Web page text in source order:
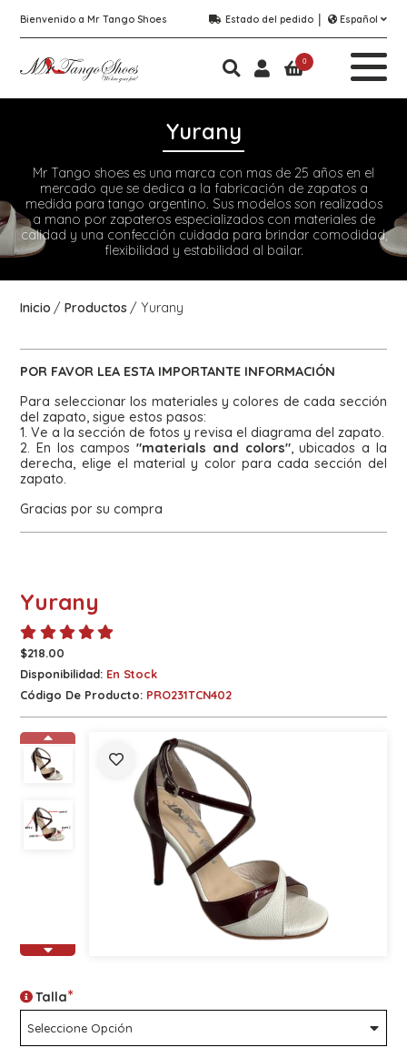
Bienvenido a Mr Tango Shoes Estado del pedido Español
0
Yurany
Mr Tango shoes es una marca con mas de 25 años en el
mercado que se dedica a la fabricación de zapatos a
medida para tango argentino. Sus modelos son realizados
a mano por zapateros especializados con materiales de
calidad y una confección cuidada para brindar comodidad,
flexibilidad y estabilidad al bailar.
Inicio Productos Yurany
POR FAVOR LEA ESTA IMPORTANTE INFORMACIÓN
Para seleccionar los materiales y colores de cada sección
del zapato, sigue estos pasos:
1. Ve a la sección de fotos y revisa el diagrama del zapato.
2. En los campos"materials and colors", ubicados a la
derecha, elige el material y color para cada sección del
zapato.
Gracias por su compra
Yurany
$218.00
Disponibilidad: En Stock
Código De Producto: PRO231TCN402
Talla*